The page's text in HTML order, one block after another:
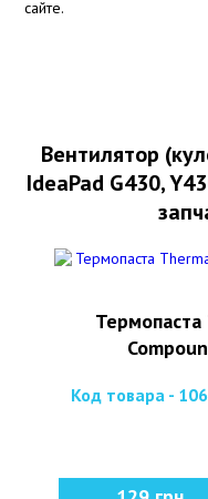
сайте.
Вентилятор
IdeaPad G430,
Код товара -